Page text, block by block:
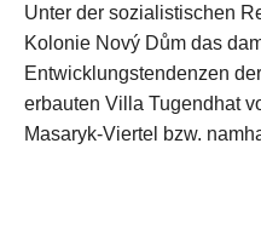
Unter der sozialistischen
Kolonie Nový Dům das
Entwicklungstendenzen
erbauten Villa Tugendhat
Masaryk-Viertel bzw.